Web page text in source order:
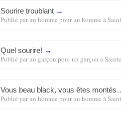
Sourire troublant →
Publié parun homme pour un homme à
Quel sourire! →
Publié parun garçon pour un garçon à
Vous beau black, vous êtes
Publié parun homme pour un homme à